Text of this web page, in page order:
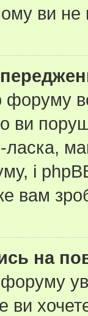
ви
форуму
ви
і
вам
на
ви